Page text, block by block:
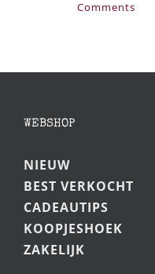
Comments
WEBSHOP
NIEUW
BEST VERKOCHT
CADEAUTIPS
KOOPJESHOEK
ZAKELIJK